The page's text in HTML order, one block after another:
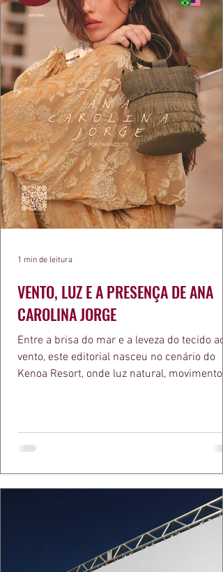
VENTO, LUZ E A PRESENÇA DE ANA
CAROLINA JORGE
Entre a brisa do mar e a leveza do tecido ao
vento, este editorial nasceu no cenário do
Kenoa Resort, onde luz natural, movimento e
algo de intemporal em vestir o vento e
que ele conduza a cena. Cada dobra do
cada reflexo dourado da luz sobre a pe
1 min de leitura